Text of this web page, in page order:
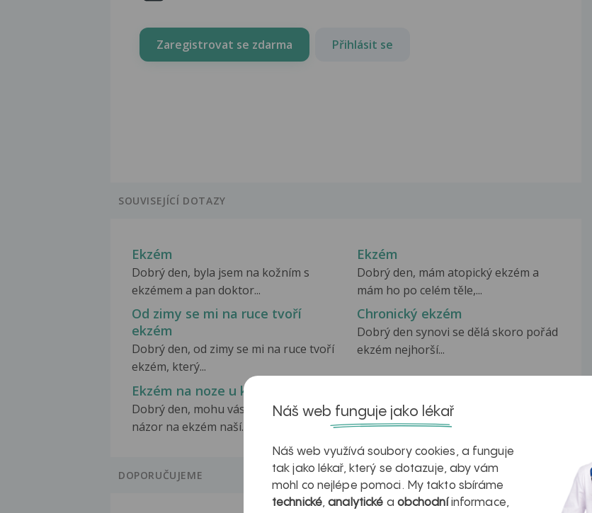
Zaregistrovat se zdarma Přihlásit se
SOUVISEJÍCÍ DOTAZY
Ekzém
Dobrý den, byla jsem na kožním s
ekzémem a pan doktor...
Ekzém
Dobrý den, mám atopický ekzém a
mám ho po celém těle,...
Od zimy se mi na ruce tvoří
ekzém
Dobrý den, od zimy se mi na ruce tvoří
ekzém, který...
Chronický ekzém
Dobrý den synovi se dělá skoro pořád
ekzém nejhorší...
Ekzém na noze u kojence
Dobrý den, mohu vás poprosit o Vas
názor na ekzém naší...
Dobrý den, je mi 27 let a již odmala
trpím na ekzémy...
DOPORUČUJEME
Náš web funguje jako lékař
Náš web využívá soubory cookies, a funguje
tak jako lékař, který se dotazuje, aby vám
mohl co nejlépe pomoci. My takto sbíráme
technické,analytické a obchodníinformace,